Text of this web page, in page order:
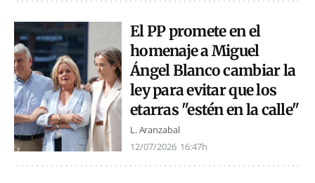
El PP promete en el
homenaje a Miguel
Ángel Blanco cambiar la
ley para evitar que los
etarras "estén en la calle"
L. Aranzabal
12/07/2026 16:47h